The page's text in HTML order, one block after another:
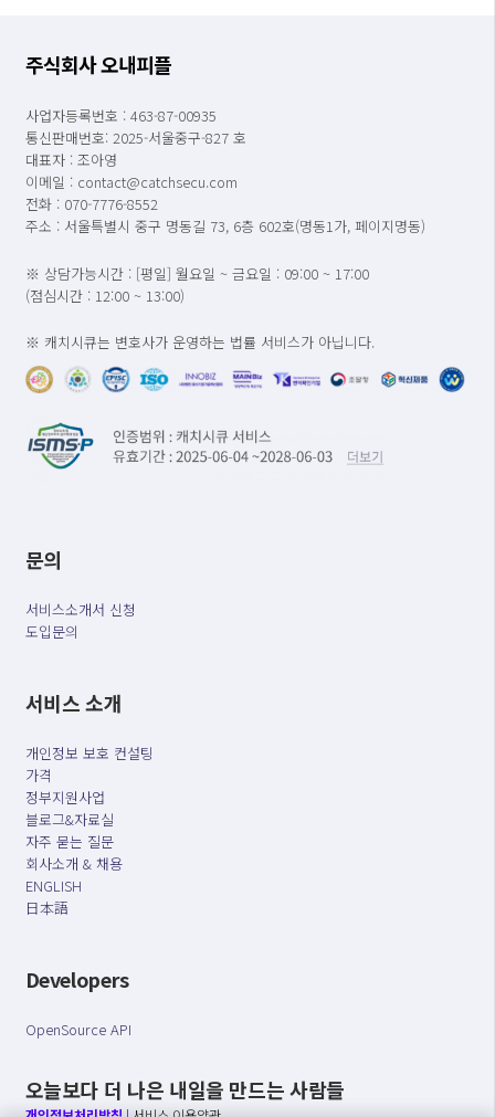
주식회사 오내피플
사업자등록번호 : 463-87-00935
통신판매번호: 2025-서울중구-827 호
대표자 : 조아영
이메일 : contact@catchsecu.com
전화 : 070-7776-8552
주소 : 서울특별시 중구 명동길 73, 6층 602호(명동1가, 페이지명동)
※ 상담가능시간 : [평일] 월요일 ~ 금요일 : 09:00 ~ 17:00
(점심시간 : 12:00 ~ 13:00)
※ 캐치시큐는 변호사가 운영하는 법률 서비스가 아닙니다.
문의
서비스소개서 신청
도입문의
서비스 소개
개인정보 보호 컨설팅
가격
정부지원사업
블로그&자료실
자주 묻는 질문
회사소개 & 채용
ENGLISH
日本語
Developers
OpenSource API
오늘보다 더 나은 내일을 만드는 사람들